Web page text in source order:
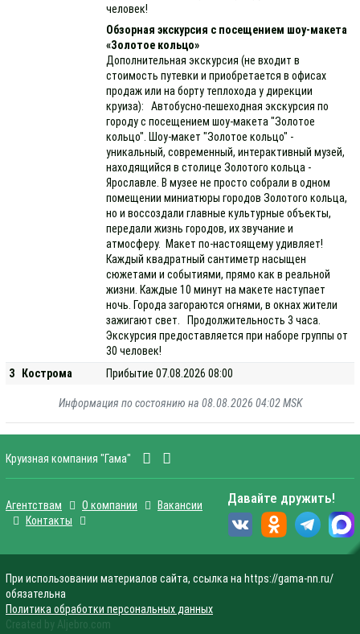
человек!
Обзорная экскурсия с посещением шоу-макета
«Золотое кольцо»
Дополнительная экскурсия (не входит в
стоимость путевки и приобретается в офисах
продаж или на борту теплохода у дирекции
круиза): Автобусно-пешеходная экскурсия по
городу с посещением шоу-макета "Золотое
кольцо". Шоу-макет "Золотое кольцо" -
уникальный, современный, интерактивный музей,
находящийся в столице Золотого кольца -
Ярославле. В музее не просто собрали в одном
помещении миниатюры городов Золотого кольца,
но и воссоздали главные культурные объекты,
передали жизнь городов, их звучание и
атмосферу. Макет по-настоящему удивляет!
Каждый квадратный сантиметр насыщен
сюжетами и событиями, прямо как в реальной
жизни. Каждые 10 минут на макете наступает
ночь. Города загораются огнями, в окнах жители
зажигают свет. Продолжительность 3 часа.
Экскурсия предоставляется при наборе группы от
30 человек!
3
Кострома Прибытие 07.08.2026 08:00
Информация по состоянию на 08.08.2026 04:02 MSK
Круизная компания "Гама"
Агентствам О компании
Вакансии
Контакты
Давайте дружить!
При использовании материалов сайта, ссылка на https://gama-nn.ru/
обязательна
Политика обработки персональных данных
Created by Aljebro.com